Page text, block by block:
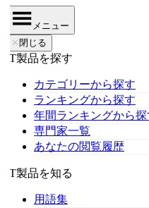
メニュー
閉じる
製品を探す
カテゴリーから探す
ランキングから探す
年間ランキングから探す
専門家一覧
あなたの閲覧履歴
製品を知る
用語集